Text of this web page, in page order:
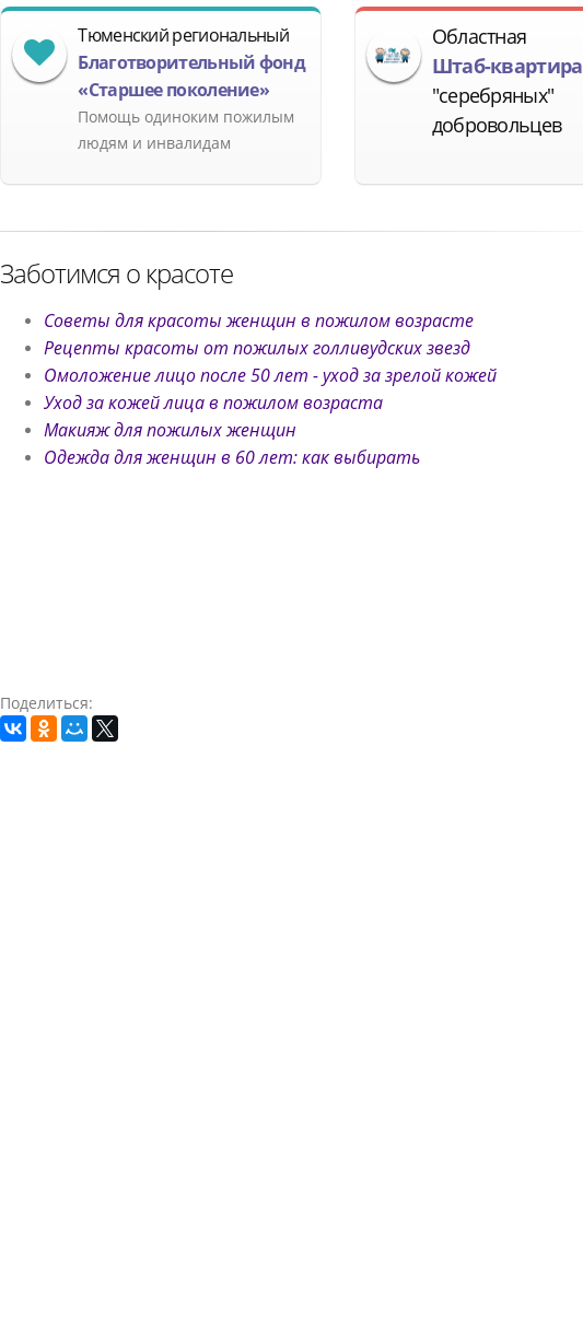
Тюменский региональный
Благотворительный фонд
«Старшее поколение»
Помощь одиноким пожилым
людям и инвалидам
Областная
Штаб-квартира
"серебряных"
добровольцев
Заботимся о красоте
Советы для красоты женщин в пожилом возрасте
Рецепты красоты от пожилых голливудских звезд
Омоложение лицо после 50 лет - уход за зрелой кожей
Уход за кожей лица в пожилом возраста
Макияж для пожилых женщин
Одежда для женщин в 60 лет: как выбирать
Поделиться: